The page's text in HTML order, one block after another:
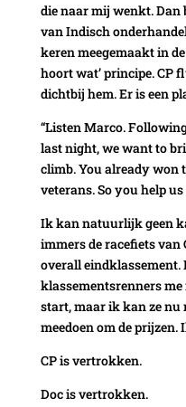
die naar mij wenkt. Dan
van Indisch
keren meegemaakt in
hoort wat’ principe. CP
dichtbij hem. Er is een
“Listen Marco.
last night, we want to
climb. You already won
veterans. So you help us
Ik kan natuurlijk geen
immers de racefiets van
overall eindklassement.
klassementsrenners me
start, maar ik kan ze nu
meedoen om de
CP is vertrokken.
Doc is vertrokken.